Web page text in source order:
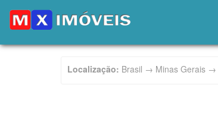
Localização: Brasil → Minas Gerais →